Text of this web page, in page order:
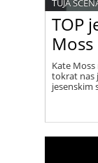
TOP
TUJA
Kate
tokrat nas
jesenskim